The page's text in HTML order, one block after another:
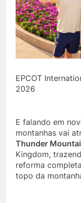
EPCOT
2026
E falando em
montanhas vai
Thunder
Kingdom,
reforma
topo da